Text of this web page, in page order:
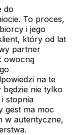
do
To proces,
i jego
który od lat
partner
owocną
na te
nie tylko
stopnia
gest ma moc
w autentyczne,